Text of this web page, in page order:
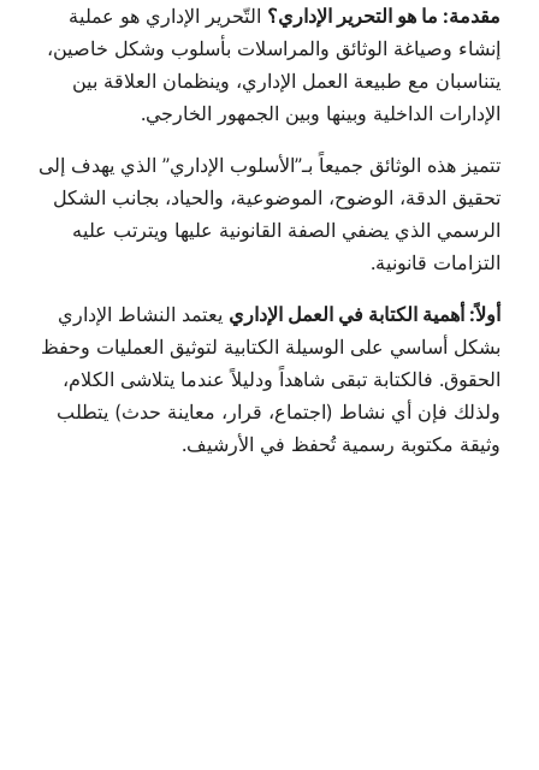
مقدمة: ما هو التحرير الإداري؟ التّحرير الإداري هو عملية
إنشاء وصياغة الوثائق والمراسلات بأسلوب وشكل خاصين،
يتناسبان مع طبيعة العمل الإداري، وينظمان العلاقة بين
الإدارات الداخلية وبينها وبين الجمهور الخارجي.
تتميز هذه الوثائق جميعاً بـ”الأسلوب الإداري” الذي يهدف إلى
تحقيق الدقة، الوضوح، الموضوعية، والحياد، بجانب الشكل
الرسمي الذي يضفي الصفة القانونية عليها ويترتب عليه
التزامات قانونية.
أولاً: أهمية الكتابة في العمل الإداري يعتمد النشاط الإداري
بشكل أساسي على الوسيلة الكتابية لتوثيق العمليات وحفظ
الحقوق. فالكتابة تبقى شاهداً ودليلاً عندما يتلاشى الكلام،
ولذلك فإن أي نشاط (اجتماع، قرار، معاينة حدث) يتطلب
وثيقة مكتوبة رسمية تُحفظ في الأرشيف.